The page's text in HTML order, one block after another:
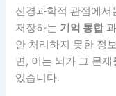
신경과학적 관점에
저장하는 기억 통합
안 처리하지 못한 정
면, 이는 뇌가 그 문
있습니다.